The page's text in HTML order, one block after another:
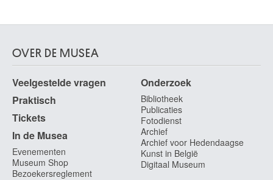
OVER DE MUSEA
Veelgestelde vragen
Praktisch
Tickets
In de Musea
Evenementen
Museum Shop
Bezoekersreglement
Onderzoek
Bibliotheek
Publicaties
Fotodienst
Archief
Archief voor Hedendaagse
Kunst in België
Digitaal Museum